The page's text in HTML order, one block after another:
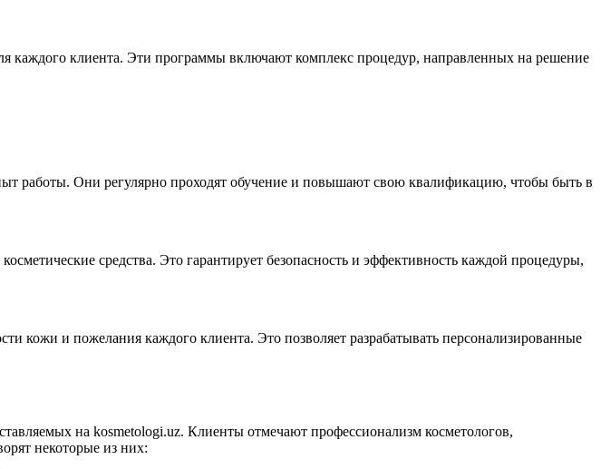
каждого клиента. Эти программы включают комплекс процедур, направленных на решение
работы. Они регулярно проходят обучение и повышают свою квалификацию, чтобы быть в
средства. Это гарантирует безопасность и эффективность каждой процедуры,
кожи и пожелания каждого клиента. Это позволяет разрабатывать персонализированные
на kosmetologi.uz. Клиенты отмечают профессионализм косметологов,
некоторые из них: